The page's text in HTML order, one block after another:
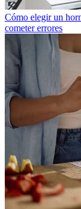
Cómo elegir un
cometer errores